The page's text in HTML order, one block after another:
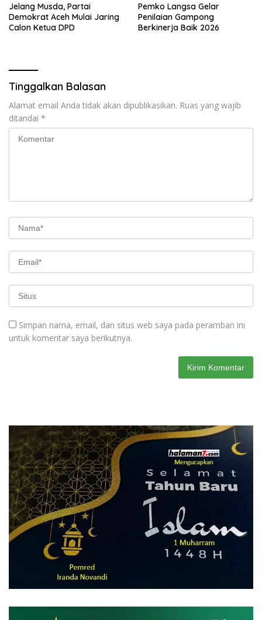
Jelang Musda, Partai
Demokrat Aceh Mulai Jaring
Calon Ketua DPD
Pemko Langsa Gelar
Penilaian Gampong
Berkinerja Baik 2026
Tinggalkan Balasan
Alamat email Anda tidak akan dipublikasikan. Ruas yang wajib
ditandai *
Simpan nama, email, dan situs web saya pada peramban ini
untuk komentar saya berikutnya.